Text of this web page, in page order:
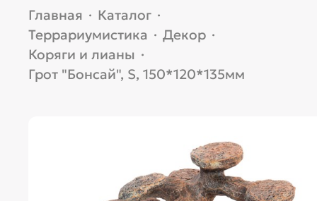
Главная · Каталог ·
Террариумистика · Декор ·
Коряги и лианы ·
Грот "Бонсай", S, 150*120*135мм